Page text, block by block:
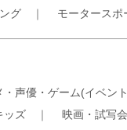
グ ｜ モータースポ
・声優・ゲーム(イベン
ッズ ｜ 映画・試写